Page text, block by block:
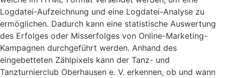
Logdatei-Aufzeichnung und eine Logdatei-Analyse zu
ermöglichen. Dadurch kann eine statistische Auswertung
des Erfolges oder Misserfolges von Online-Marketing-
Kampagnen durchgeführt werden. Anhand des
eingebetteten Zählpixels kann der Tanz- und
Tanzturnierclub Oberhausen e. V. erkennen, ob und wann